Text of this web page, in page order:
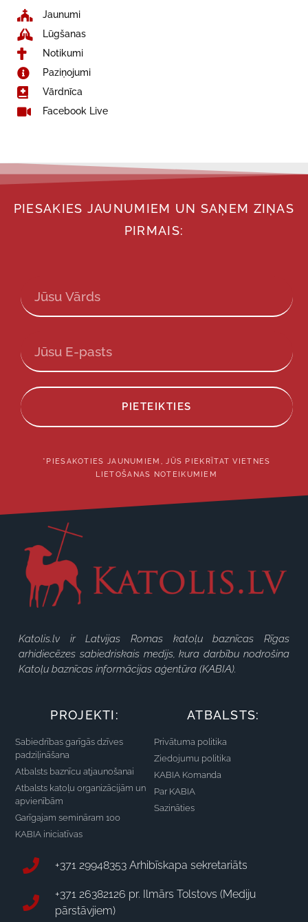
Jaunumi
Lūgšanas
Notikumi
Paziņojumi
Vārdnīca
Facebook Live
PIESAKIES JAUNUMIEM UN SAŅEM ZIŅAS
PIRMAIS:
PIETEIKTIES
*PIESAKOTIES JAUNUMIEM, JŪS PIEKRĪTAT VIETNES
LIETOŠANAS NOTEIKUMIEM
Katolis.lv ir Latvijas Romas katoļu baznīcas Rīgas
arhidiecēzes sabiedriskais medijs, kura darbību nodrošina
Katoļu baznīcas informācijas aģentūra (KABIA).
PROJEKTI:
Sabiedrības garīgās dzīves
padziļināšana
Atbalsts baznīcu atjaunošanai
Atbalsts katoļu organizācijām un
apvienībām
Garīgajam semināram 100
KABIA iniciatīvas
ATBALSTS:
Privātuma politika
Ziedojumu politika
KABIA Komanda
Par KABIA
Sazināties
+371 29948353 Arhibīskapa sekretariāts
+371 26382126 pr. Ilmārs Tolstovs (Mediju
pārstāvjiem)